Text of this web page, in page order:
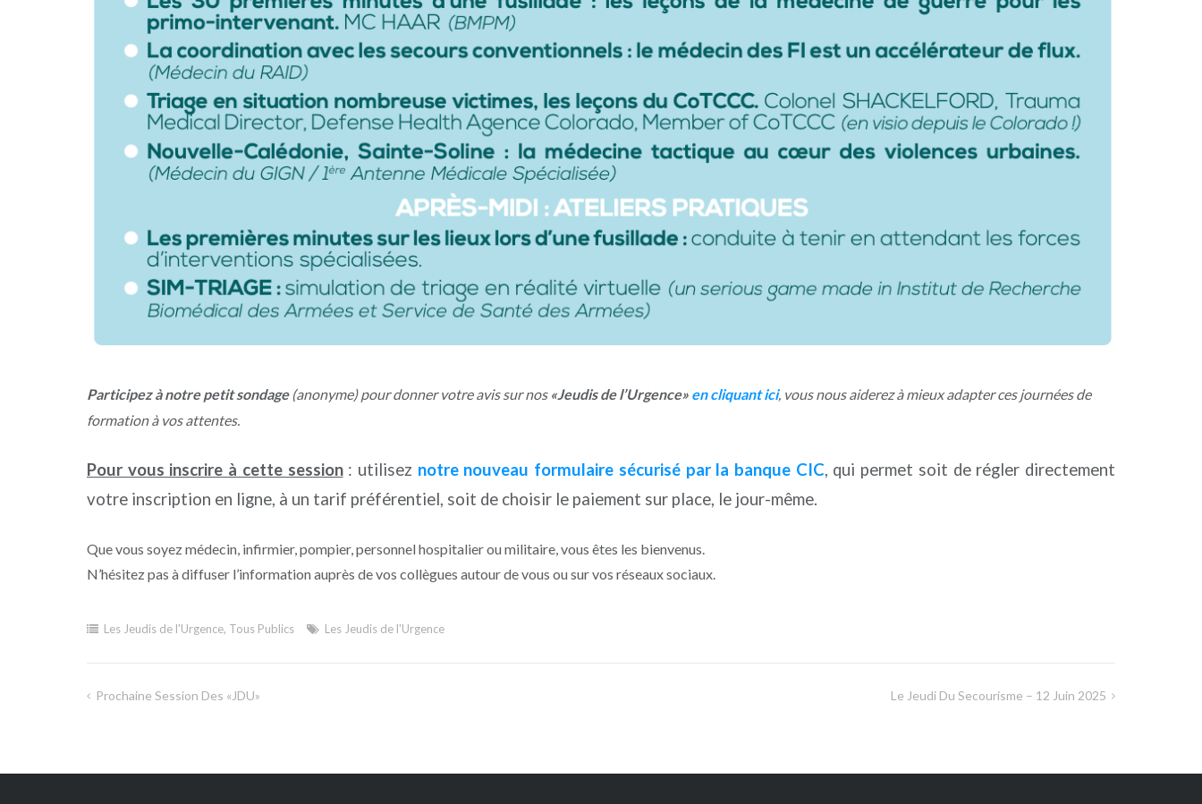
Participez à notre petit sondage(anonyme) pour donner votre avis sur nos «Jeudis de l’Urgence» en cliquant ici, vous nous aiderez à mieux adapter ces journées de
formation à vos attentes.
Pour vous inscrire à cette session: utilisez notre nouveau formulaire sécurisé par la banque CIC, qui permet soit de régler directement
votre inscription en ligne, à un tarif préférentiel, soit de choisir le paiement sur place, le jour-même.
Que vous soyez médecin, infirmier, pompier, personnel hospitalier ou militaire, vous êtes les bienvenus.
N’hésitez pas à diffuser l’information auprès de vos collègues autour de vous ou sur vos réseaux sociaux.
Les Jeudis de l'Urgence, Tous Publics Les Jeudis de l'Urgence
Navigation
Prochaine Session Des «JDU» Le Jeudi Du Secourisme – 12 Juin 2025